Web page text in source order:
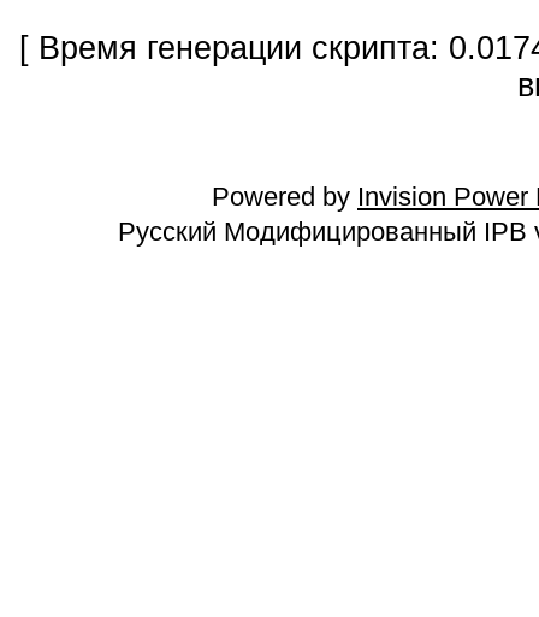
[ Время генерации скрипта:
Powered by Invision Power
Русский Модифицированный IPB